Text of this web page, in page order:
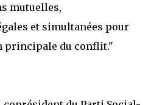
mutuelles,
et simultanées pour
principale du conflit."